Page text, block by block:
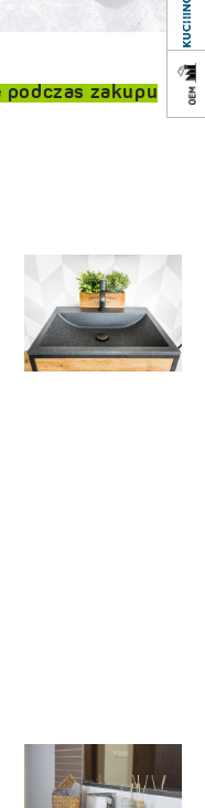
podczas zakupu